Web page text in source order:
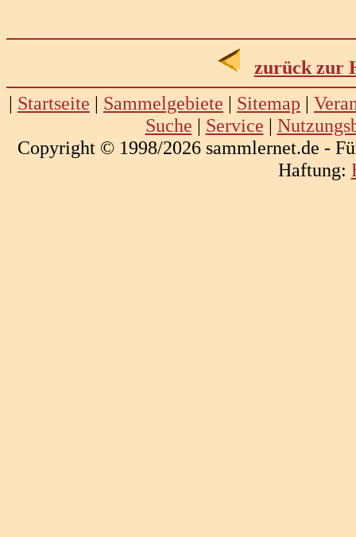
zurück zur
| Startseite | Sammelgebiete | Sitemap |
Suche | Service |
Copyright © 1998/2026 sammlernet.de -
Haftung: